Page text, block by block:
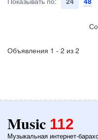
Объявления 1 - 2 из 2
Music 112
Музыкальная интернет-